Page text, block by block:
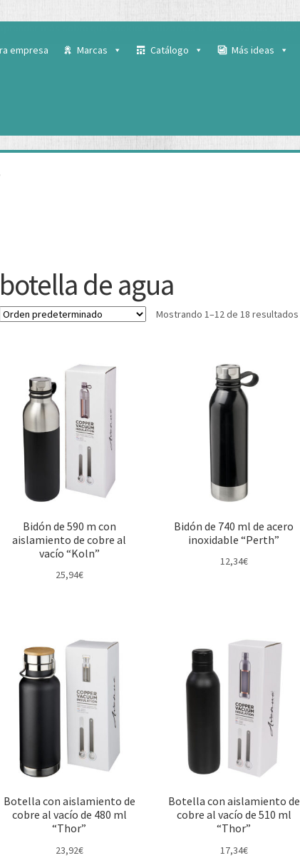
empresa Marcas Catálogo Más ideas
botella de agua
Mostrando 1–12 de 18 resultados
Bidón de 590 m con
aislamiento de cobre al
vacío “Koln”
25,94€
Bidón de 740 ml de acero
inoxidable “Perth”
12,34€
Botella con aislamiento de
cobre al vacío de 480 ml
“Thor”
23,92€
Botella con aislamiento de
cobre al vacío de 510 ml
“Thor”
17,34€